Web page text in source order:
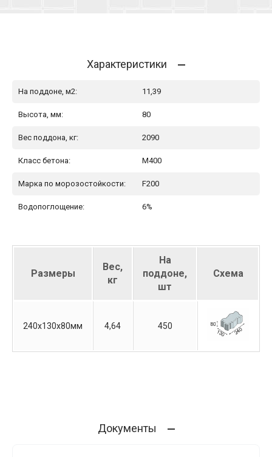
Характеристики
На поддоне, м2: 11,39
Высота, мм: 80
Вес поддона, кг: 2090
Класс бетона: М400
Марка по морозостойкости: F200
Водопоглощение: 6%
Размеры
Вес,
кг
На
поддоне,
шт
Схема
240х130х80мм 4,64 450
Документы